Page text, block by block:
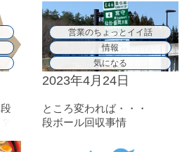
営業のちょっとイイ話
情報
気になる
2023年4月24日
ところ変われば・・・
段ボール回収事情